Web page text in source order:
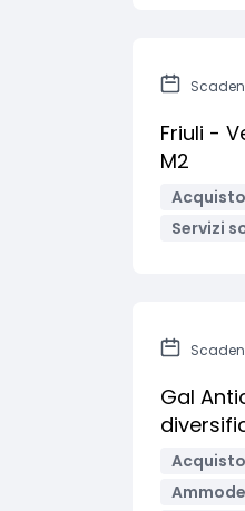
Friuli -
M2
Servizi
Gal